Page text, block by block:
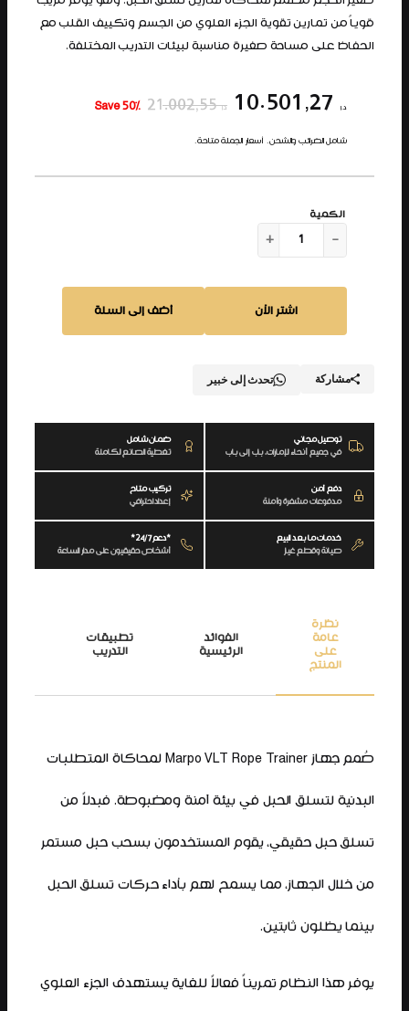
قوياً من تمارين تقوية الجزء العلوي من الجسم وتكييف القلب مع
الحفاظ على مساحة صغيرة مناسبة لبيئات التدريب المختلفة.
د.إ10.501,27 د.إ21.002,55
Save 50%
شامل الضرائب والشحن. أسعار الجملة متاحة.
ة
د
ب
ح
ب
ل
V
T
−
+
أضف إلى السلة اشتر الآن
مشاركة تحدث إلى خبير
توصيل مجاني
في جميع أنحاء الإمارات، باب إلى باب
دفع آمن
مدفوعات مشفرة وآمنة
خدمات ما بعد البيع
صيانة وقطع غيار
ضمان شامل
تغطية الصانع الكاملة
تركيب متاح
إعداد احترافي
*دعم 24/7*
أشخاص حقيقيون على مدار الساعة
نظرة
عامة
على
المنتج
الفوائد
الرئيسية
تطبيقات
التدريب
صُمم جهاز Marpo VLT Rope Trainer لمحاكاة المتطلبات
البدنية لتسلق الحبل في بيئة آمنة ومضبوطة. فبدلاً من
تسلق حبل حقيقي، يقوم المستخدمون بسحب حبل مستمر
من خلال الجهاز، مما يسمح لهم بأداء حركات تسلق الحبل
بينما يظلون ثابتين.
يوفر هذا النظام تمريناً فعالاً للغاية يستهدف الجزء العلوي